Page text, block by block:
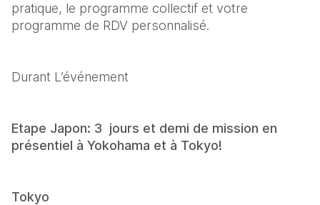
pratique, le programme collectif et votre
programme de RDV personnalisé.
Durant L’événement
Etape Japon: 3  jours et demi de mission en
présentiel à Yokohama et à Tokyo!
Tokyo